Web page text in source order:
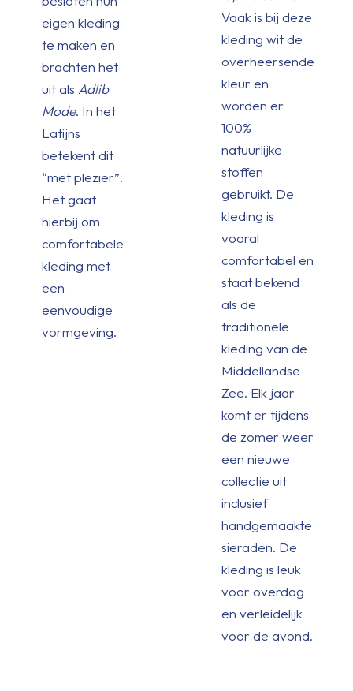
eigen kleding
te maken en
brachten het
uit als Adlib
Mode. In het
Latijns
betekent dit
“met plezier”.
Het gaat
hierbij om
comfortabele
kleding met
een
eenvoudige
vormgeving.
Vaak is bij deze
kleding wit de
overheersende
kleur en
worden er
100%
natuurlijke
stoffen
gebruikt. De
kleding is
vooral
comfortabel en
staat bekend
als de
traditionele
kleding van de
Middellandse
Zee. Elk jaar
komt er tijdens
de zomer weer
een nieuwe
collectie uit
inclusief
handgemaakte
sieraden. De
kleding is leuk
voor overdag
en verleidelijk
voor de avond.